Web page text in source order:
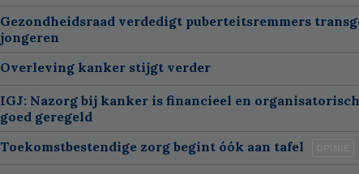
Gezondheidsraad verdedigt puberteitsremmers
jongeren
Overleving kanker stijgt verder
IGJ: Nazorg bij kanker is financieel en
goed geregeld
Toekomstbestendige zorg begint óók aan tafel